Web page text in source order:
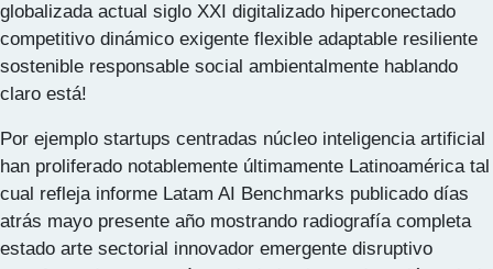
globalizada actual siglo XXI digitalizado hiperconectado
competitivo dinámico exigente flexible adaptable resiliente
sostenible responsable social ambientalmente hablando
claro está!
Por ejemplo startups centradas núcleo inteligencia artificial
han proliferado notablemente últimamente Latinoamérica tal
cual refleja informe Latam AI Benchmarks publicado días
atrás mayo presente año mostrando radiografía completa
estado arte sectorial innovador emergente disruptivo